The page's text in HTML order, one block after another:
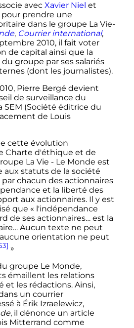
avec Xavier Niel et
prendre une
dans le groupe La Vie-
, Courrier international,
2010, il fait voter
de capital ainsi que la
groupe par ses salariés
(dont les journalistes).
, Pierre Bergé devient
de surveillance du
SEM (Société éditrice du
de Louis
cette évolution
Charte d'éthique et de
La Vie - Le Monde est
aux statuts de la société
chacun des actionnaires
et la liberté des
aux actionnaires. Il y est
que « l'indépendance
de ses actionnaires… est la
Aucun texte ne peut
orientation ne peut
»
groupe Le Monde,
émaillent les relations
et les rédactions. Ainsi,
un courrier
à Érik Izraelewicz,
, il dénonce un article
Mitterrand comme